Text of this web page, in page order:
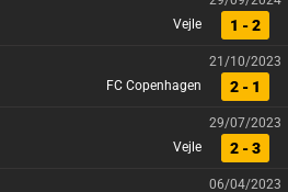
Vejle
1 - 2
21/10/2023
FC Copenhagen
2 - 1
29/07/2023
Vejle
2 - 3
06/04/2023